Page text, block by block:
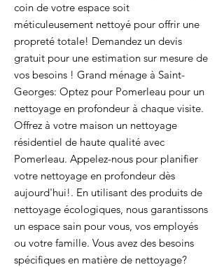
coin de votre espace soit
méticuleusement nettoyé pour offrir une
propreté totale! Demandez un devis
gratuit pour une estimation sur mesure de
vos besoins ! Grand ménage à Saint-
Georges: Optez pour Pomerleau pour un
nettoyage en profondeur à chaque visite.
Offrez à votre maison un nettoyage
résidentiel de haute qualité avec
Pomerleau. Appelez-nous pour planifier
votre nettoyage en profondeur dès
aujourd'hui!. En utilisant des produits de
nettoyage écologiques, nous garantissons
un espace sain pour vous, vos employés
ou votre famille. Vous avez des besoins
spécifiques en matière de nettoyage?